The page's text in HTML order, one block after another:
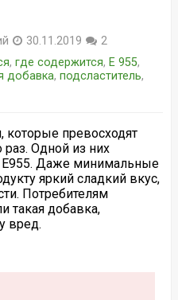
30.11.2019
2
, где содержится, Е 955,
добавка, подсластитель,
которые превосходят
раз. Одной из них
Е955. Даже минимальные
яркий сладкий вкус,
Потребителям
такая добавка,
вред.